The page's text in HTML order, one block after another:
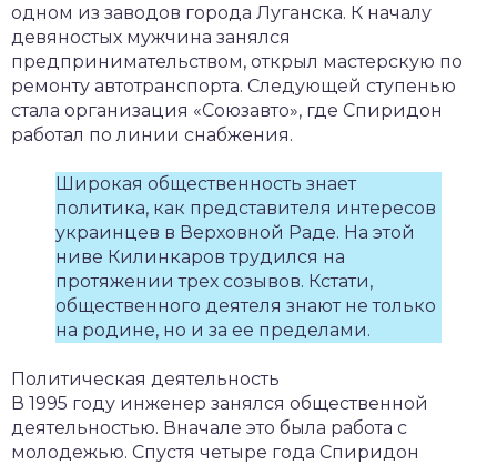
одном из заводов города Луганска. К началу
девяностых мужчина занялся
предпринимательством, открыл мастерскую по
ремонту автотранспорта. Следующей ступенью
стала организация «Союзавто», где Спиридон
работал по линии снабжения.
Широкая общественность знает
политика, как представителя интересов
украинцев в Верховной Раде. На этой
ниве Килинкаров трудился на
протяжении трех созывов. Кстати,
общественного деятеля знают не только
на родине, но и за ее пределами.
Политическая деятельность
В 1995 году инженер занялся общественной
деятельностью. Вначале это была работа с
молодежью. Спустя четыре года Спиридон